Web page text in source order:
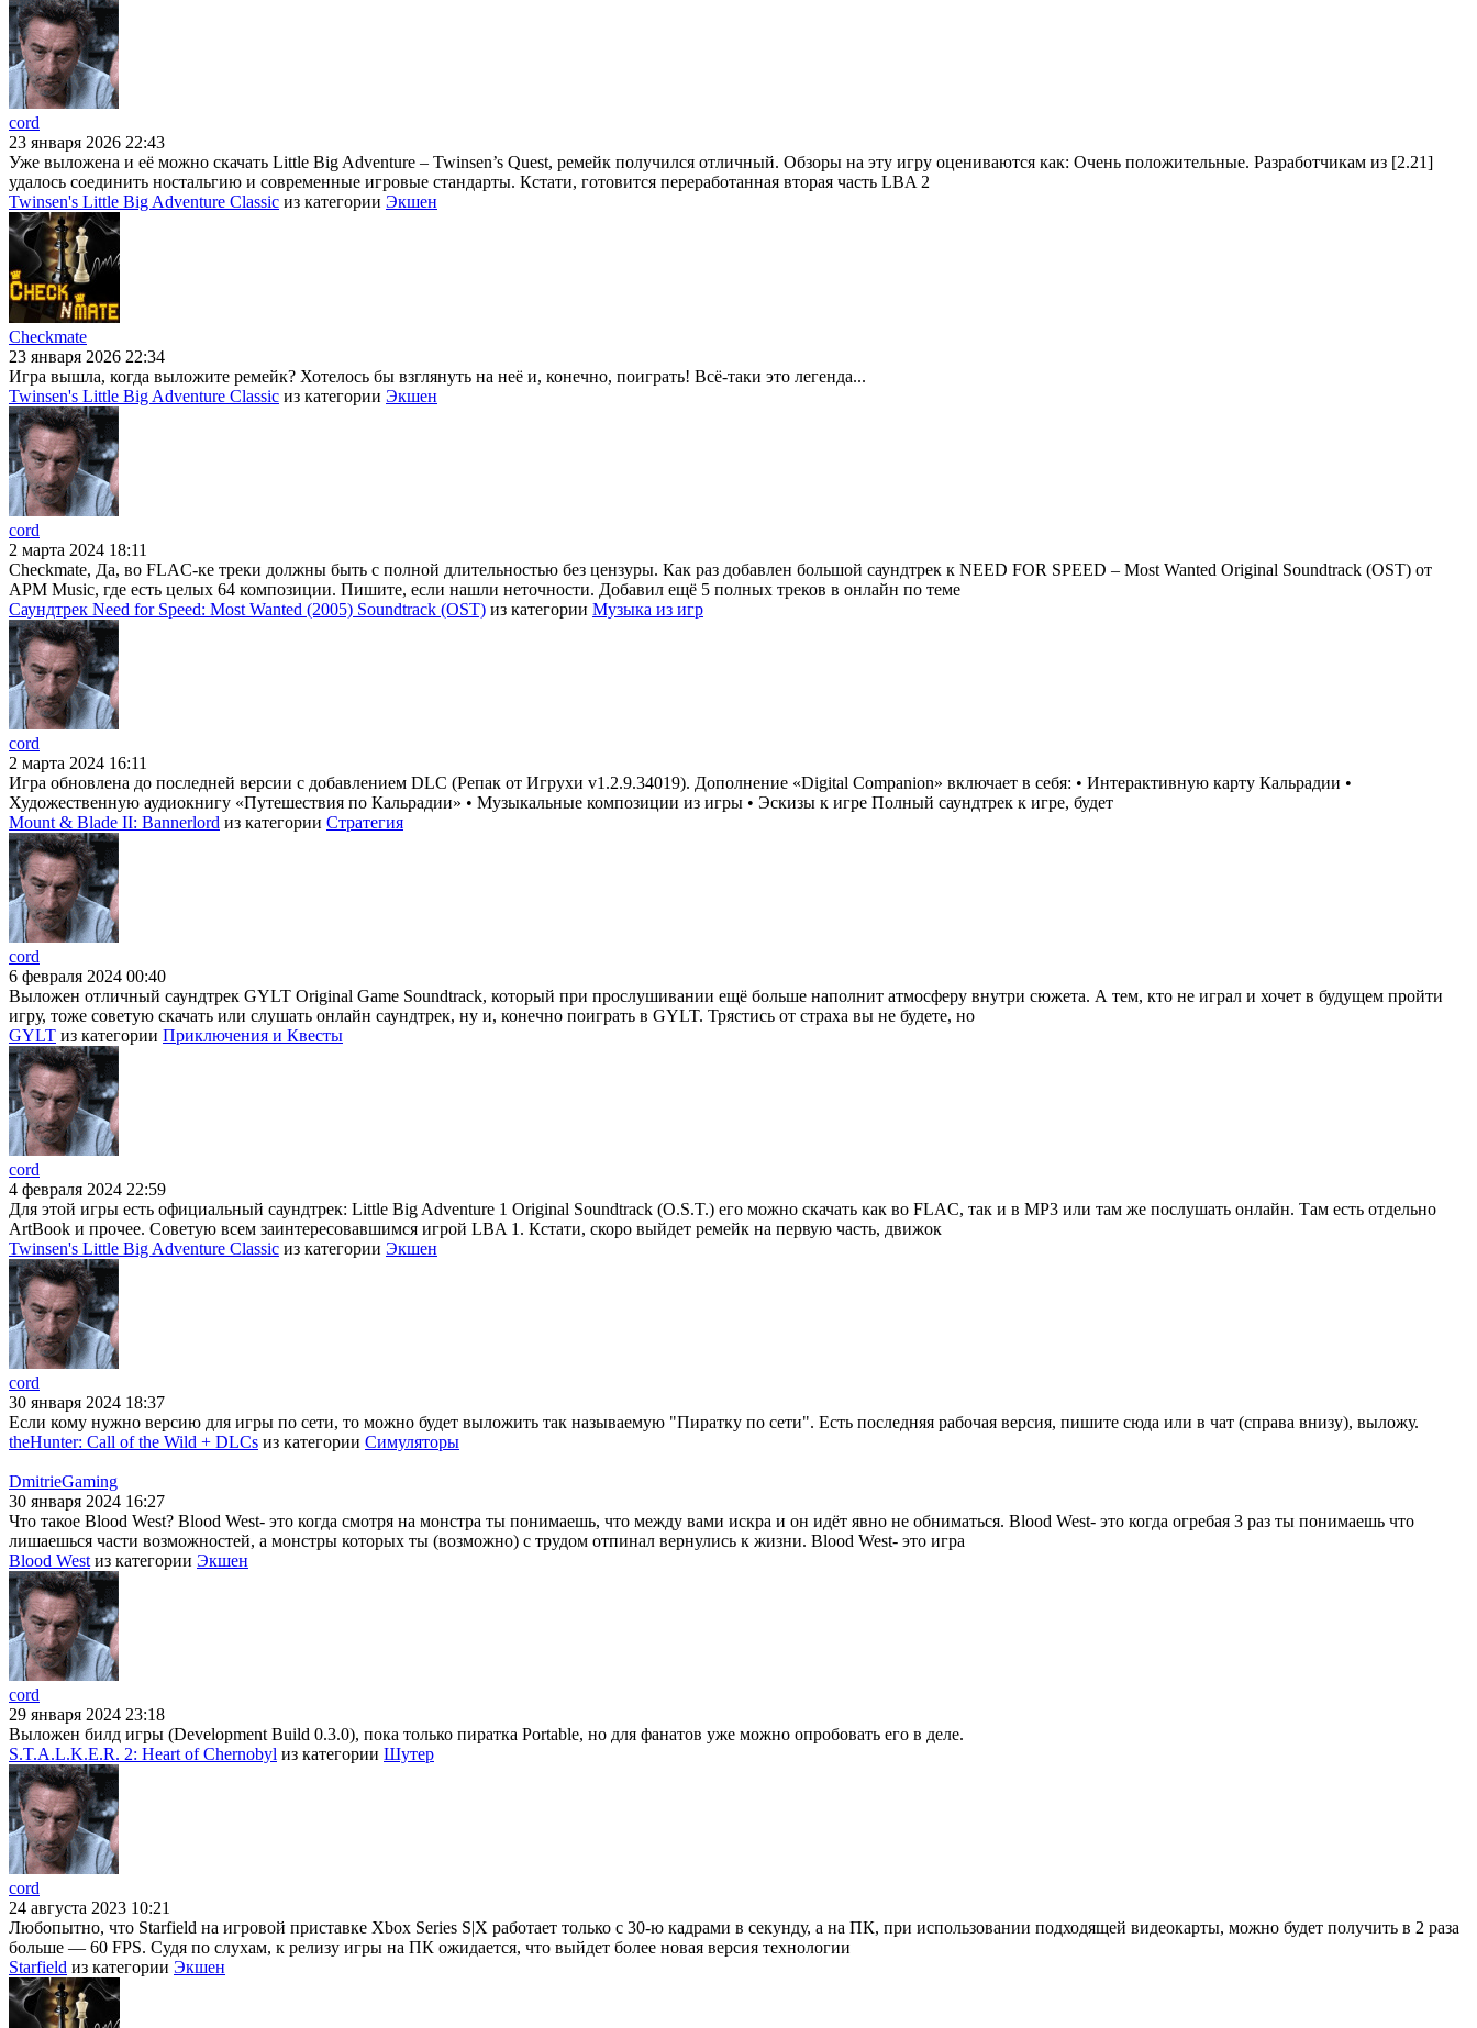
cord
23 января 2026 22:43
Уже выложена и её можно скачать Little Big Adventure – Twinsen’s Quest, ремейк получился отличный. Обзоры на эту игру оцениваются как: Очень положительные. Разработчикам из [2.21]
удалось соединить ностальгию и современные игровые стандарты. Кстати, готовится переработанная вторая часть LBA 2
Twinsen's Little Big Adventure Classic из категории Экшен
Checkmate
23 января 2026 22:34
Игра вышла, когда выложите ремейк? Хотелось бы взглянуть на неё и, конечно, поиграть! Всё-таки это легенда...
Twinsen's Little Big Adventure Classic из категории Экшен
cord
2 марта 2024 18:11
Checkmate, Да, во FLAC-ке треки должны быть с полной длительностью без цензуры. Как раз добавлен большой саундтрек к NEED FOR SPEED – Most Wanted Original Soundtrack (OST) от
APM Music, где есть целых 64 композиции. Пишите, если нашли неточности. Добавил ещё 5 полных треков в онлайн по теме
Саундтрек Need for Speed: Most Wanted (2005) Soundtrack (OST) из категории Музыка из игр
cord
2 марта 2024 16:11
Игра обновлена до последней версии с добавлением DLC (Репак от Игрухи v1.2.9.34019). Дополнение «Digital Companion» включает в себя: • Интерактивную карту Кальрадии •
Художественную аудиокнигу «Путешествия по Кальрадии» • Музыкальные композиции из игры • Эскизы к игре Полный саундтрек к игре, будет
Mount & Blade II: Bannerlord из категории Стратегия
cord
6 февраля 2024 00:40
Выложен отличный саундтрек GYLT Original Game Soundtrack, который при прослушивании ещё больше наполнит атмосферу внутри сюжета. А тем, кто не играл и хочет в будущем пройти
игру, тоже советую скачать или слушать онлайн саундтрек, ну и, конечно поиграть в GYLT. Трястись от страха вы не будете, но
GYLT из категории Приключения и Квесты
cord
4 февраля 2024 22:59
Для этой игры есть официальный саундтрек: Little Big Adventure 1 Original Soundtrack (O.S.T.) его можно скачать как во FLAC, так и в MP3 или там же послушать онлайн. Там есть отдельно
ArtBook и прочее. Советую всем заинтересовавшимся игрой LBA 1. Кстати, скоро выйдет ремейк на первую часть, движок
Twinsen's Little Big Adventure Classic из категории Экшен
cord
30 января 2024 18:37
Если кому нужно версию для игры по сети, то можно будет выложить так называемую "Пиратку по сети". Есть последняя рабочая версия, пишите сюда или в чат (справа внизу), выложу.
theHunter: Call of the Wild + DLCs из категории Симуляторы
DmitrieGaming
30 января 2024 16:27
Что такое Blood West? Blood West- это когда смотря на монстра ты понимаешь, что между вами искра и он идёт явно не обниматься. Blood West- это когда огребая 3 раз ты понимаешь что
лишаешься части возможностей, а монстры которых ты (возможно) с трудом отпинал вернулись к жизни. Blood West- это игра
Blood West из категории Экшен
cord
29 января 2024 23:18
Выложен билд игры (Development Build 0.3.0), пока только пиратка Portable, но для фанатов уже можно опробовать его в деле.
S.T.A.L.K.E.R. 2: Heart of Chernobyl из категории Шутер
cord
24 августа 2023 10:21
Любопытно, что Starfield на игровой приставке Xbox Series S|X работает только с 30-ю кадрами в секунду, а на ПК, при использовании подходящей видеокарты, можно будет получить в 2 раза
больше — 60 FPS. Судя по слухам, к релизу игры на ПК ожидается, что выйдет более новая версия технологии
Starfield из категории Экшен